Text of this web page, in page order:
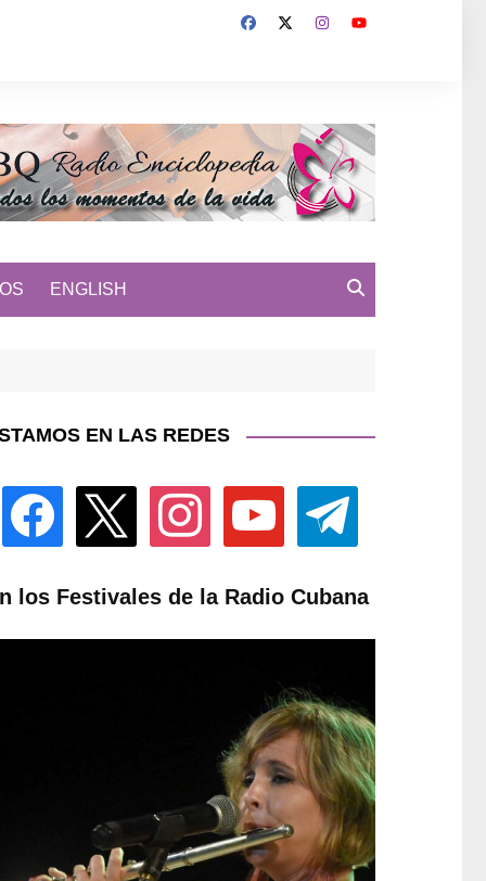
ENGLISH
EN LAS REDES
facebook instagram youtube telegram
los Festivales de la Radio Cubana